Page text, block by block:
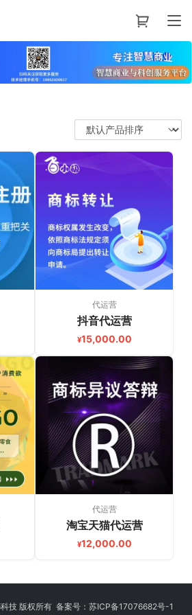
代运营
抖音代运营
¥15,000.00
代运营
淘宝天猫代运营
¥12,000.00
技 版权所有 备案号： 苏ICP备17076682号-1